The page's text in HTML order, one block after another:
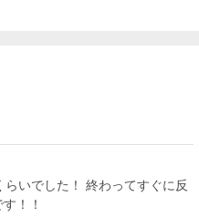
いでした！ 終わってすぐに反
！！